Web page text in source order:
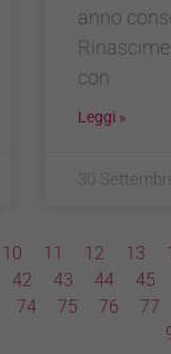
anno
con
Leggi »
30
10 11 12 13
42 43 44 45
74 75 76 77